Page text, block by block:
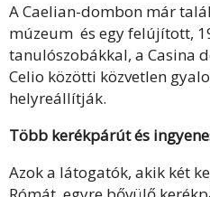
A Caelian-dombon már
múzeum és egy felújított,
tanulószobákkal, a Casina
Celio közötti közvetlen
helyreállítják.
Több kerékpárút és
Azok a látogatók, akik két